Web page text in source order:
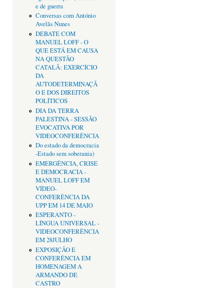
e de guerra
Conversas com António
Avelãs Nunes
DEBATE COM
MANUEL LOFF - O
QUE ESTÁ EM CAUSA
NA QUESTÃO
CATALÃ: EXERCÍCIO
DA
AUTODETERMINAÇÃ
O E DOS DIREITOS
POLÍTICOS
DIA DA TERRA
PALESTINA - SESSÃO
EVOCATIVA POR
VIDEOCONFERÊNCIA
Do estado da democracia
-Estado sem soberania)
EMERGÊNCIA, CRISE
E DEMOCRACIA -
MANUEL LOFF EM
VÍDEO-
CONFERÊNCIA DA
UPP EM 14 DE MAIO
ESPERANTO -
LÍNGUA UNIVERSAL -
VIDEOCONFERÊNCIA
EM 28JULHO
EXPOSIÇÃO E
CONFERÊNCIA EM
HOMENAGEM A
ARMANDO DE
CASTRO